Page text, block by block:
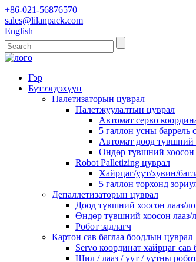
+86-021-56876570
sales@lilanpack.com
English
Гэр
Бүтээгдэхүүн
Палетизаторын цуврал
Палетжуулалтын цуврал
Автомат серво
5 галлон усны баррель
Автомат доод түвшний
Өндөр түвшний хоосон
Robot Palletizing цуврал
Хайрцаг/уут/хувин/
5 галлон торхонд
Депаллетизаторын цуврал
Доод түвшний хоосон лааз/
Өндөр түвшний хоосон лааз/
Робот задлагч
Картон сав баглаа боодлын цуврал
Servo координат хайрцаг
Шил / лааз / уут / уутны